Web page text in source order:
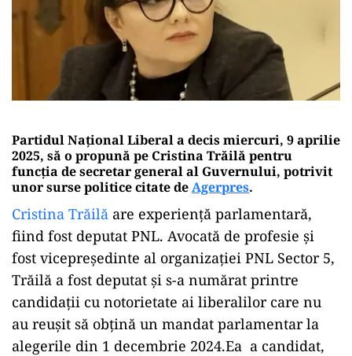
Partidul Național Liberal a decis miercuri, 9 aprilie
2025, să o propună pe Cristina Trăilă pentru
funcția de secretar general al Guvernului, potrivit
unor surse politice citate deAgerpres.
Cristina Trăilă are experiență parlamentară,
fiind fost deputat PNL. Avocată de profesie și
fost vicepreședinte al organizației PNL Sector 5,
Trăilă a fost deputat și s-a numărat printre
candidații cu notorietate ai liberalilor care nu
au reușit să obțină un mandat parlamentar la
alegerile din 1 decembrie 2024.Ea a candidat,